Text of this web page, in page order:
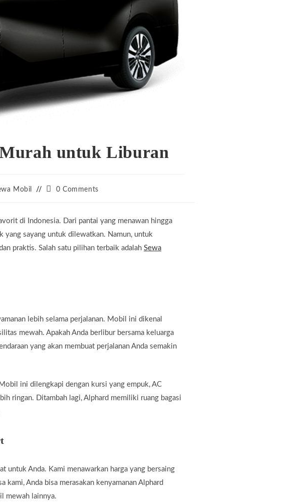
untuk Liburan
Mobil
Post0 Comments
di Indonesia. Dari pantai yang menawan hingga
yang sayang untuk dilewatkan. Namun, untuk
praktis. Salah satu pilihan terbaik adalah Sewa
lebih selama perjalanan. Mobil ini dikenal
mewah. Apakah Anda berlibur bersama keluarga
yang akan membuat perjalanan Anda semakin
ini dilengkapi dengan kursi yang empuk, AC
ringan. Ditambah lagi, Alphard memiliki ruang bagasi
untuk Anda. Kami menawarkan harga yang bersaing
kami, Anda bisa merasakan kenyamanan Alphard
mewah lainnya.